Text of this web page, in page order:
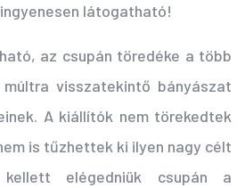
látogatható!
az csupán töredéke a több
visszatekintő bányászat
A kiállítók nem törekedtek
is tűzhettek ki ilyen nagy célt
elégedniük csupán a